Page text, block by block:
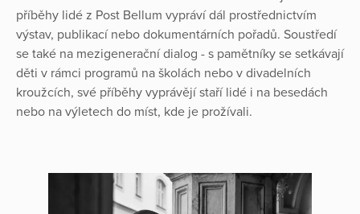
příběhy lidé z Post Bellum vypráví dál prostřednictvím
výstav, publikací nebo dokumentárních pořadů. Soustředí
se také na mezigenerační dialog - s pamětníky se setkávají
děti v rámci programů na školách nebo v divadelních
kroužcích, své příběhy vyprávějí staří lidé i na besedách
nebo na výletech do míst, kde je prožívali.